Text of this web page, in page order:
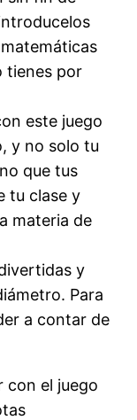
tienes por
este juego
y no solo tu
que tus
tu clase y
materia de
y
Para
a contar de
con el juego